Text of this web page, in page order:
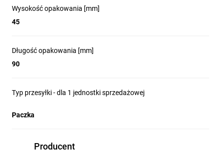
Wysokość opakowania [mm]
45
Długość opakowania [mm]
90
Typ przesyłki - dla 1 jednostki sprzedażowej
Paczka
Producent